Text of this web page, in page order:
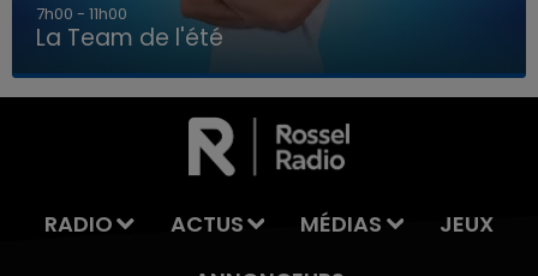
LA TEAM DE L'ÉTÉ
7h00 - 11h00
La Team de l'été
RADIO ACTUS MÉDIAS
JEUX